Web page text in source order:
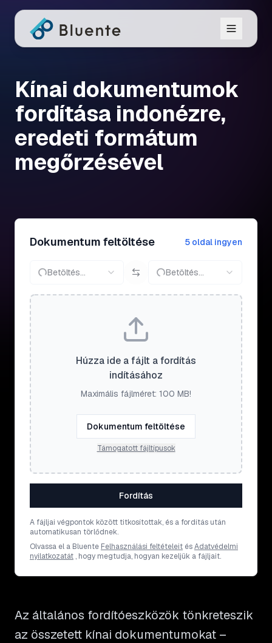
Kínai dokumentumok
fordítása indonézre,
eredeti formátum
megőrzésével
Dokumentum feltöltése 5 oldal ingyen
Betöltés... Betöltés...
Húzza ide a fájlt a fordítás
indításához
Maximális fájlméret: 100 MB!
Dokumentum feltöltése
Támogatott fájltípusok
Fordítás
A fájljai végpontok között titkosítottak, és a fordítás után
automatikusan törlődnek.
Olvassa el a Bluente Felhasználási feltételeit ésAdatvédelmi
nyilatkozatát , hogy megtudja, hogyan kezeljük a fájljait.
Az általános fordítóeszközök tönkreteszik
az összetett kínai dokumentumokat –